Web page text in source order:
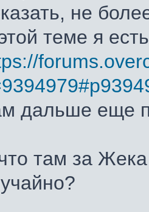
не
теме я
дальше еще
там за